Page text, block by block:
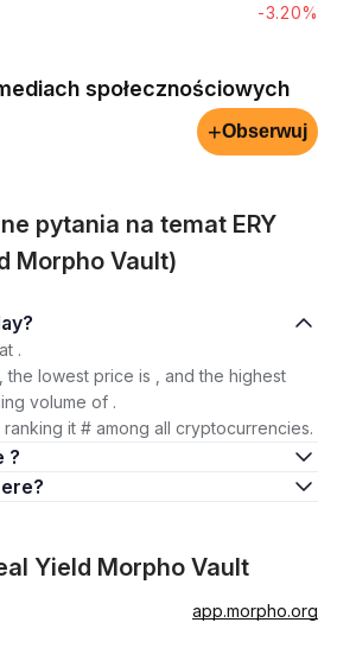
-3.20%
społecznościowych
+Obserwuj
pytania na temat ERY
Morpho Vault)
is today?
.
the lowest price is , and the highest
volume of .
it # among all cryptocurrencies.
?
there?
Yield Morpho Vault
app.morpho.org